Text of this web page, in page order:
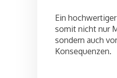
Ein hochwertiger
somit nicht nur
sondern auch
Konsequenzen.